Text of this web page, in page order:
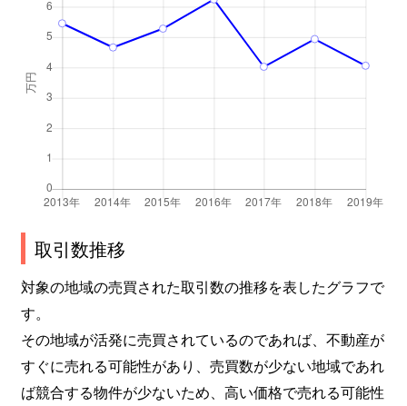
取引数推移
対象の地域の売買された取引数の推移を表したグラフで
す。
その地域が活発に売買されているのであれば、不動産が
すぐに売れる可能性があり、売買数が少ない地域であれ
ば競合する物件が少ないため、高い価格で売れる可能性